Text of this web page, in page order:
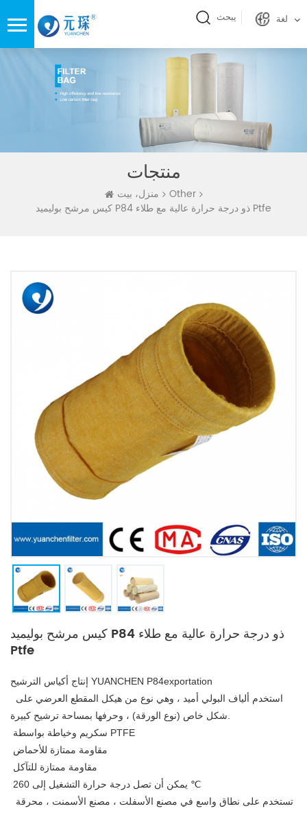
يبحث لغة
منتجات
منزل، بيت
Other
كيس مرشح بوليميد P84 ذو درجة حرارة عالية مع طلاء Ptfe
كيس مرشح بوليميد P84 ذو درجة حرارة عالية مع طلاء
Ptfe
إنتاج أكياس الترشيح YUANCHEN P84exportation
سكريم وخياطة بواسطة PTFE
مقاومة ممتازة للأحماض
مقاومة ممتازة للتآكل
يمكن أن تصل درجة حرارة التشغيل إلى 260 ℃